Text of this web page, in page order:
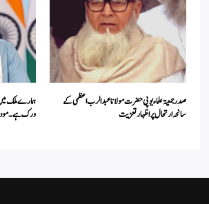
صدر جمعیۃ علماء یوپی حضرت مولانا عبدالرب اعظمی کے
سانحہ ارتحال پر اظہار تعزیت
ورک ہے۔